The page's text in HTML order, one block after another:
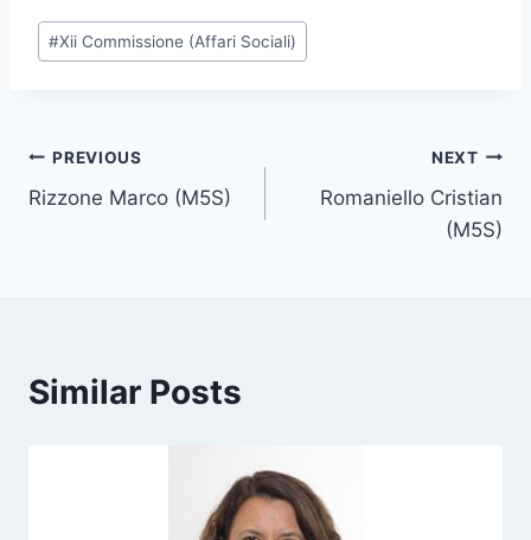
P
o
T
a
#Xii Commissione (Affari Sociali)
Post
navigation
PREVIOUS
Rizzone Marco (M5S)
NEXT
Romaniello Cristian
(M5S)
Similar Posts